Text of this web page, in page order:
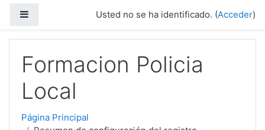
Usted no se ha identificado. (Acceder)
Formacion Policia
Local
Página Principal